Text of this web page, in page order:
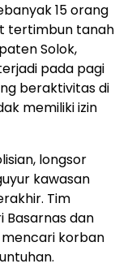
15 orang
tertimbun tanah
Solok,
pada pagi
beraktivitas di
memiliki izin
longsor
kawasan
Tim
dan
korban